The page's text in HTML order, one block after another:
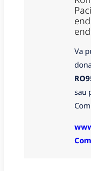
Va
sau